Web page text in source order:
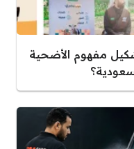
مفهوم الأضحية